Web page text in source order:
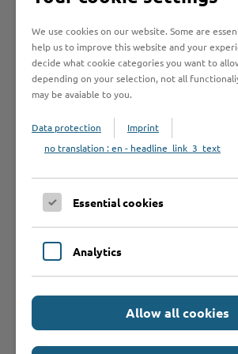
Schulgemeinschaften, sondern auch
Ausgezeichnete Kultur&Schule -
2026
Weitere Informationen zur Initiative
finden Sie unter:Zukunftsschule -
We use cookies on our website. Some are
help us to improve this website and your
decide what cookie categories you want to
depending on your selection, not all
may be avaiable to you.
Data protection
Imprint
no translation : en - headline_link_3_text
Essential cookies
Analytics
Allow all cookies